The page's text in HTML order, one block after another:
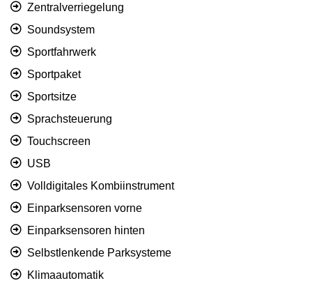
Zentralverriegelung
Soundsystem
Sportfahrwerk
Sportpaket
Sportsitze
Sprachsteuerung
Touchscreen
USB
Volldigitales Kombiinstrument
Einparksensoren vorne
Einparksensoren hinten
Selbstlenkende Parksysteme
Klimaautomatik